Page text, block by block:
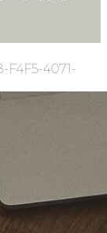
F4F5-4071-